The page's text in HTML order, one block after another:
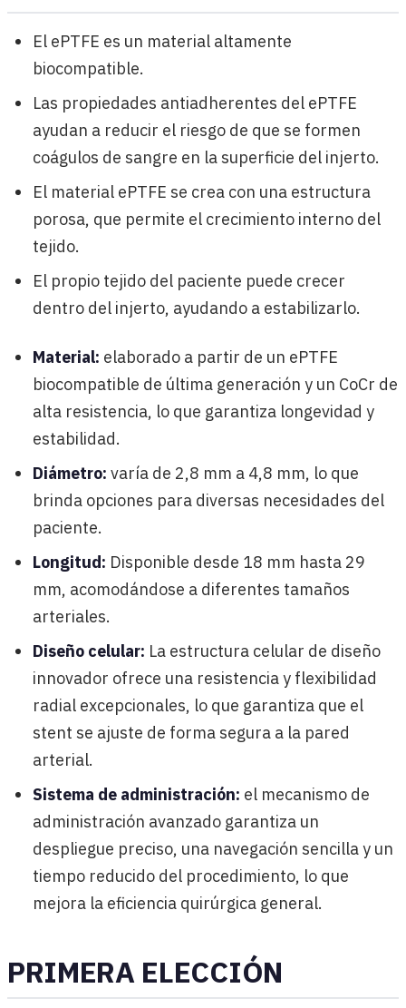
El ePTFE es un material altamente
biocompatible.
Las propiedades antiadherentes del ePTFE
ayudan a reducir el riesgo de que se formen
coágulos de sangre en la superficie del injerto.
El material ePTFE se crea con una estructura
porosa, que permite el crecimiento interno del
tejido.
El propio tejido del paciente puede crecer
dentro del injerto, ayudando a estabilizarlo.
Material: elaborado a partir de un ePTFE
biocompatible de última generación y un CoCr de
alta resistencia, lo que garantiza longevidad y
estabilidad.
Diámetro: varía de 2,8 mm a 4,8 mm, lo que
brinda opciones para diversas necesidades del
paciente.
Longitud: Disponible desde 18 mm hasta 29
mm, acomodándose a diferentes tamaños
arteriales.
Diseño celular: La estructura celular de diseño
innovador ofrece una resistencia y flexibilidad
radial excepcionales, lo que garantiza que el
stent se ajuste de forma segura a la pared
arterial.
Sistema de administración: el mecanismo de
administración avanzado garantiza un
despliegue preciso, una navegación sencilla y un
tiempo reducido del procedimiento, lo que
mejora la eficiencia quirúrgica general.
PRIMERA ELECCIÓN